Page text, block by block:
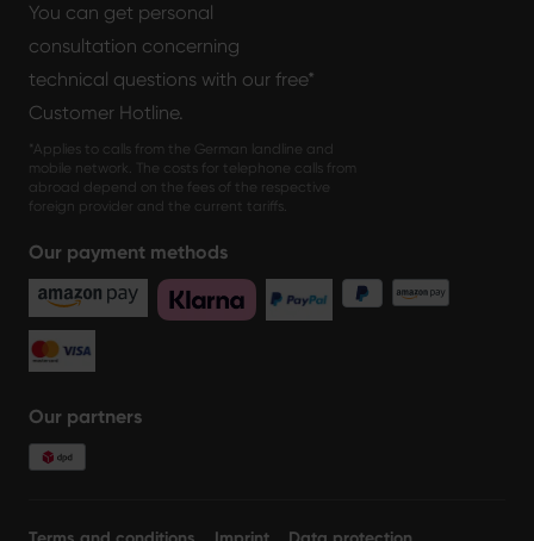
You can get personal
consultation concerning
technical questions with our free*
Customer Hotline.
*Applies to calls from the German landline and
mobile network. The costs for telephone calls from
abroad depend on the fees of the respective
foreign provider and the current tariffs.
Our payment methods
Our partners